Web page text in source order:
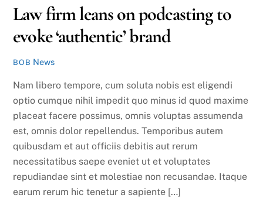
Law firm leans on podcasting to
evoke ‘authentic’ brand
BOB News
Nam libero tempore, cum soluta nobis est eligendi
optio cumque nihil impedit quo minus id quod maxime
placeat facere possimus, omnis voluptas assumenda
est, omnis dolor repellendus. Temporibus autem
quibusdam et aut officiis debitis aut rerum
necessitatibus saepe eveniet ut et voluptates
repudiandae sint et molestiae non recusandae. Itaque
earum rerum hic tenetur a sapiente […]